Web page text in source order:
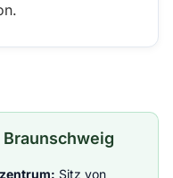
Sitz von